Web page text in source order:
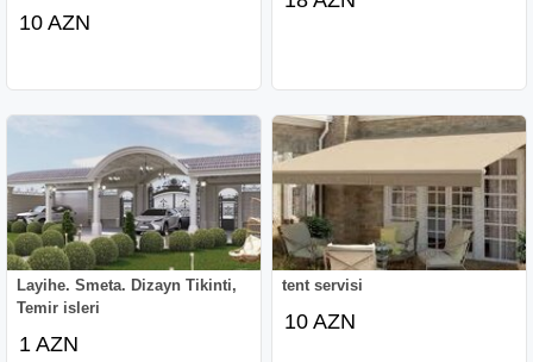
10 AZN
Layihe. Smeta. Dizayn Tikinti,
Temir isleri
1 AZN
tent servisi
10 AZN